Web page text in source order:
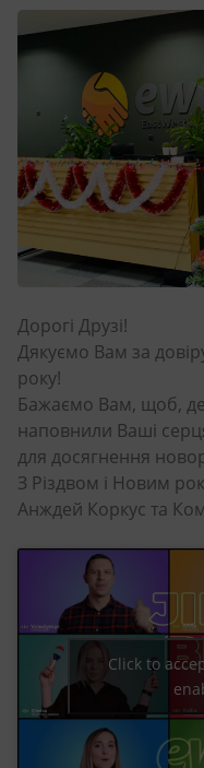
Дорогі Друзі!
Дякуємо Вам за
року!
Бажаємо Вам, щоб, де
наповнили Ваші
для досягнення
З Різдвом і Новим
Анждей Коркус та
Click to